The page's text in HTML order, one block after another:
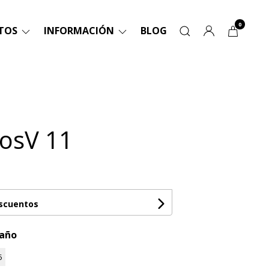
INFORMACIÓN BLOG 0
11